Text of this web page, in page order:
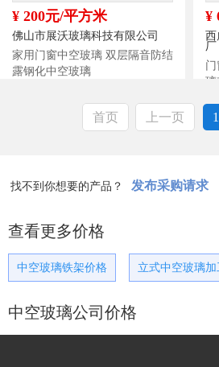
¥ 200元/平方米
佛山市展沃玻璃科技有限公司
家用门窗中空玻璃 双层隔音防结
露钢化中空玻璃
¥
西
厂
璃
首页 上一页 1
找不到你想要的产品？ 发布采购请求
查看更多价格
中空玻璃铁架价格 立式中空玻璃
中空玻璃公司价格